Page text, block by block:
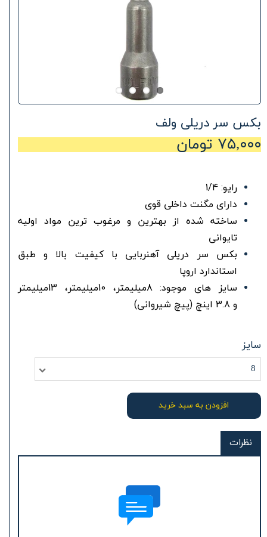
بکس سر دریلی ولف
۷۵,۰۰۰ تومان
رایو: 1/4
دارای مگنت داخلی قوی
ساخته شده از بهترین و مرغوب ترین مواد اولیه
تایوانی
بکس سر دریلی آهنربایی با کیفیت بالا و طبق
استاندارد اروپا
سایز های موجود: 8میلیمتر، 10میلیمتر، 13میلیمتر
و 3.8 اینچ (پیچ شیروانی)
سایز
8
افزودن به سبد خرید
نظرات